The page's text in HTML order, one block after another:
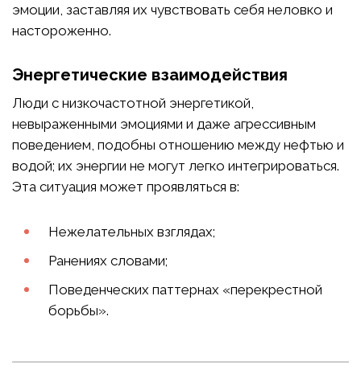
эмоции, заставляя их чувствовать себя неловко и
настороженно.
Энергетические взаимодействия
Люди с низкочастотной энергетикой,
невыраженными эмоциями и даже агрессивным
поведением, подобны отношению между нефтью и
водой; их энергии не могут легко интегрироваться.
Эта ситуация может проявляться в:
Нежелательных взглядах;
Ранениях словами;
Поведенческих паттернах «перекрестной
борьбы».